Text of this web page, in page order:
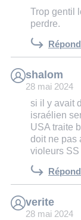
Trop gentil
perdre.
shalom
28 mai 2024
si il y avait
israélien
USA traite
doit ne pas
violeurs
verite
28 mai 2024